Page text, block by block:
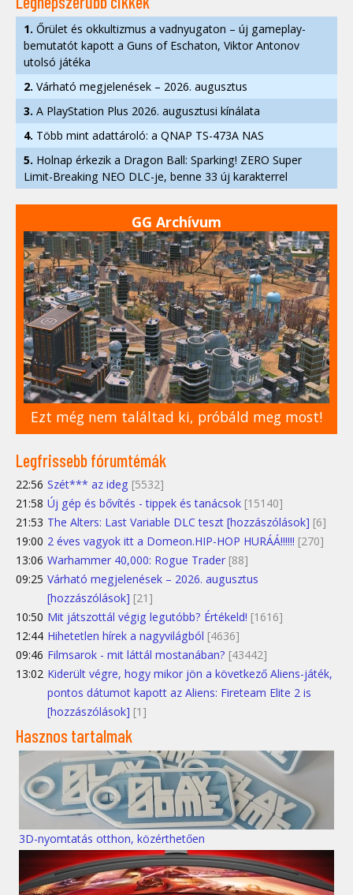
1. Őrület és okkultizmus a vadnyugaton – új gameplay-
bemutatót kapott a Guns of Eschaton, Viktor Antonov
utolsó játéka
2. Várható megjelenések – 2026. augusztus
3. A PlayStation Plus 2026. augusztusi kínálata
4. Több mint adattároló: a QNAP TS-473A NAS
5. Holnap érkezik a Dragon Ball: Sparking! ZERO Super
Limit-Breaking NEO DLC-je, benne 33 új karakterrel
GG Archívum
Ezt még nem találtad ki, próbáld meg most!
Legfrissebb fórumtémák
22:56 Szét*** az ideg [5532]
21:58 Új gép és bővítés - tippek és tanácsok [15140]
21:53 The Alters: Last Variable DLC teszt [hozzászólások] [6]
19:00 2 éves vagyok itt a Domeon.HIP-HOP HURÁÁ!!!!!! [270]
13:06 Warhammer 40,000: Rogue Trader [88]
09:25 Várható megjelenések – 2026. augusztus
[hozzászólások] [21]
10:50 Mit játszottál végig legutóbb? Értékeld! [1616]
12:44 Hihetetlen hírek a nagyvilágból [4636]
09:46 Filmsarok - mit láttál mostanában? [43442]
13:02 Kiderült végre, hogy mikor jön a következő Aliens-játék,
pontos dátumot kapott az Aliens: Fireteam Elite 2 is
[hozzászólások] [1]
Hasznos tartalmak
3D-nyomtatás otthon, közérthetően